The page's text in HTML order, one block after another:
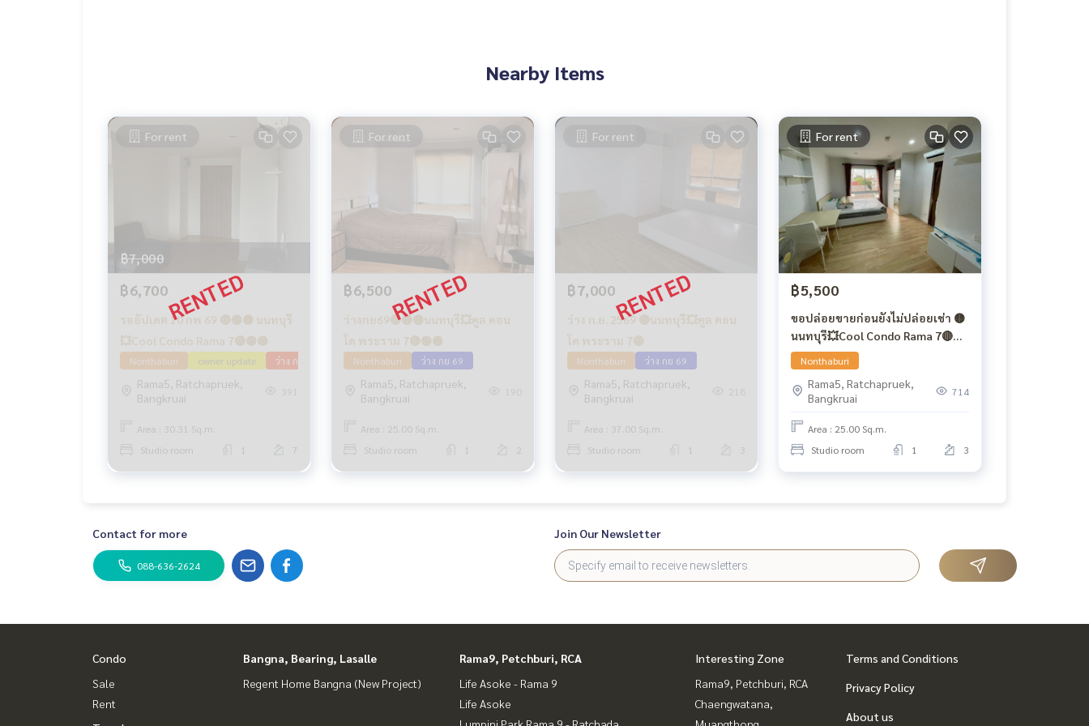
Nearby Items
For rent
฿7,000
฿6,700
รออัปเดต 10 กพ 69 🔴🟢🟡 นนทบุรี
💥Cool Condo Rama 7🔴🟢🟡
Nonthaburi owner update ว่าง กพ 70
Rama5, Ratchapruek,
Bangkruai
391
Area : 30.31 Sq.m.
Studio room
1 7
For rent
฿6,500
ว่างกย69🔴🟡🟢นนทบุรี💥คูล คอน
โด พระราม 7🔴🟢🟡
Nonthaburi ว่าง กย 69
Rama5, Ratchapruek,
Bangkruai
190
Area : 25.00 Sq.m.
Studio room
1 2
For rent
฿7,000
ว่าง ก.ย. 2569 🔴นนทบุรี💥คูล คอน
โด พระราม 7🔴
Nonthaburi ว่าง กย 69
Rama5, Ratchapruek,
Bangkruai
218
Area : 37.00 Sq.m.
Studio room
1 3
For rent
฿5,500
ขอปล่อยขายก่อนยังไม่ปล่อยเช่า 🟡
นนทบุรี💥Cool Condo Rama 7🔴🟢
🟡Nonthaburi
Rama5, Ratchapruek,
Bangkruai
714
Area : 25.00 Sq.m.
Studio room
1 3
Contact for more
088-636-2624
Join Our Newsletter
Condo
Sale
Rent
Bangna, Bearing, Lasalle
Regent Home Bangna (New Project)
Rama9, Petchburi, RCA
Life Asoke - Rama 9
Life Asoke
Interesting Zone
Rama9, Petchburi, RCA
Chaengwatana,
Terms and Conditions
Privacy Policy
About us